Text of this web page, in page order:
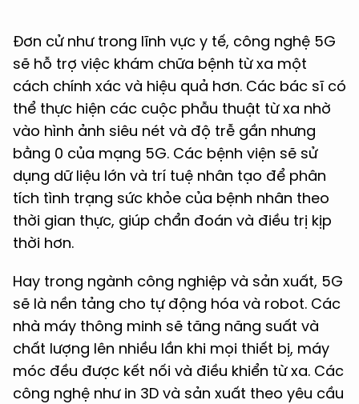
Đơn cử như trong lĩnh vực y tế, công nghệ 5G
sẽ hỗ trợ việc khám chữa bệnh từ xa một
cách chính xác và hiệu quả hơn. Các bác sĩ có
thể thực hiện các cuộc phẫu thuật từ xa nhờ
vào hình ảnh siêu nét và độ trễ gần nhưng
bằng 0 của mạng 5G. Các bệnh viện sẽ sử
dụng dữ liệu lớn và trí tuệ nhân tạo để phân
tích tình trạng sức khỏe của bệnh nhân theo
thời gian thực, giúp chẩn đoán và điều trị kịp
thời hơn.
Hay trong ngành công nghiệp và sản xuất, 5G
sẽ là nền tảng cho tự động hóa và robot. Các
nhà máy thông minh sẽ tăng năng suất và
chất lượng lên nhiều lần khi mọi thiết bị, máy
móc đều được kết nối và điều khiển từ xa. Các
công nghệ như in 3D và sản xuất theo yêu cầu